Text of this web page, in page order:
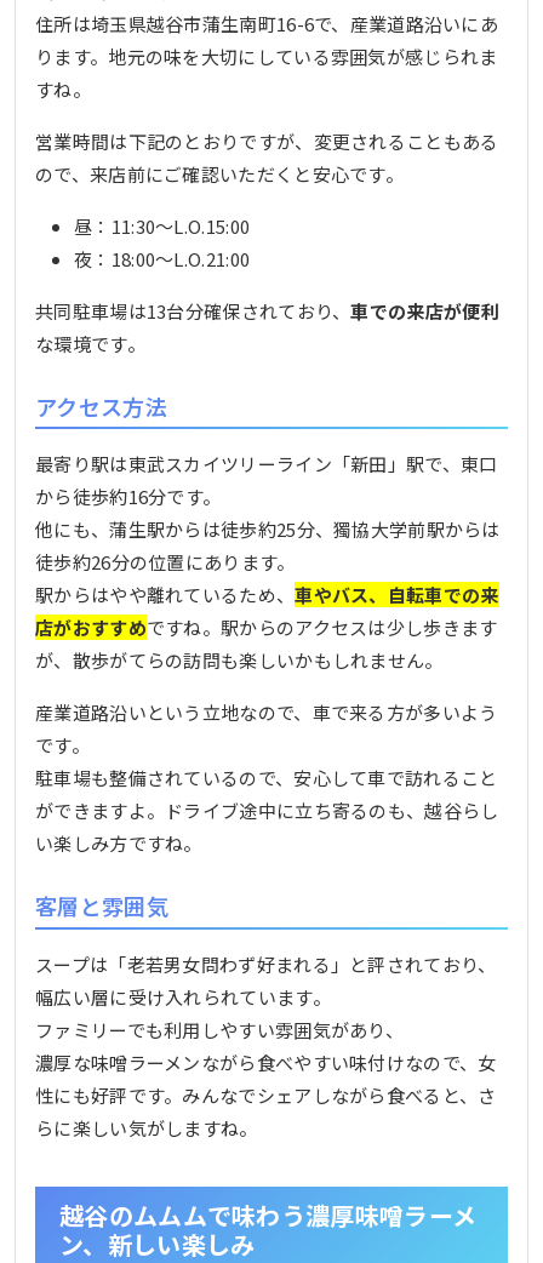
住所は埼玉県越谷市蒲生南町16-6で、産業道路沿いにあ
ります。地元の味を大切にしている雰囲気が感じられま
すね。
営業時間は下記のとおりですが、変更されることもある
ので、来店前にご確認いただくと安心です。
昼：11:30〜L.O.15:00
夜：18:00〜L.O.21:00
共同駐車場は13台分確保されており、車での来店が便利
な環境です。
アクセス方法
最寄り駅は東武スカイツリーライン「新田」駅で、東口
から徒歩約16分です。
他にも、蒲生駅からは徒歩約25分、獨協大学前駅からは
徒歩約26分の位置にあります。
駅からはやや離れているため、車やバス、自転車での来
店がおすすめですね。駅からのアクセスは少し歩きます
が、散歩がてらの訪問も楽しいかもしれません。
産業道路沿いという立地なので、車で来る方が多いよう
です。
駐車場も整備されているので、安心して車で訪れること
ができますよ。ドライブ途中に立ち寄るのも、越谷らし
い楽しみ方ですね。
客層と雰囲気
スープは「老若男女問わず好まれる」と評されており、
幅広い層に受け入れられています。
ファミリーでも利用しやすい雰囲気があり、
濃厚な味噌ラーメンながら食べやすい味付けなので、女
性にも好評です。みんなでシェアしながら食べると、さ
らに楽しい気がしますね。
越谷のムムムで味わう濃厚味噌ラーメ
ン、新しい楽しみ